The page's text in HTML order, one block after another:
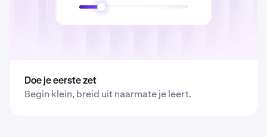
Doe je eerste zet
Begin klein, breid uit naarmate je leert.